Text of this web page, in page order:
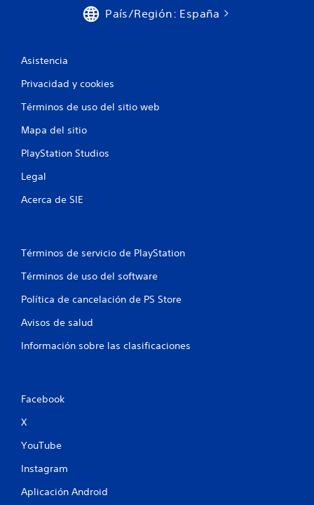
País/Región: España
Asistencia
Privacidad y cookies
Términos de uso del sitio web
Mapa del sitio
PlayStation Studios
Legal
Acerca de SIE
Términos de servicio de PlayStation
Términos de uso del software
Política de cancelación de PS Store
Avisos de salud
Información sobre las clasificaciones
Facebook
X
YouTube
Instagram
Aplicación Android